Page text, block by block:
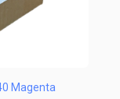
Magenta